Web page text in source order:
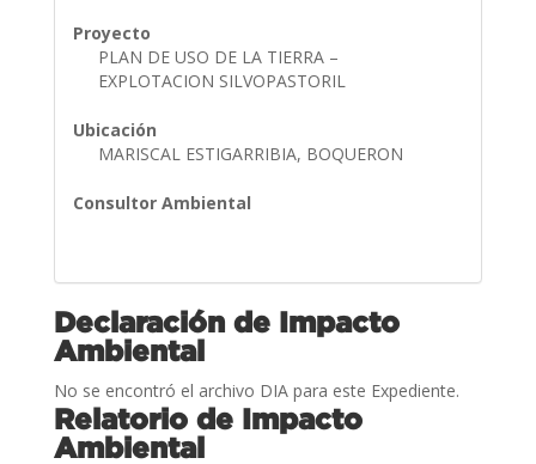
Proyecto
PLAN DE USO DE LA TIERRA –
EXPLOTACION SILVOPASTORIL
Ubicación
MARISCAL ESTIGARRIBIA, BOQUERON
Consultor Ambiental
Declaración de Impacto
Ambiental
No se encontró el archivo DIA para este Expediente.
Relatorio de Impacto
Ambiental